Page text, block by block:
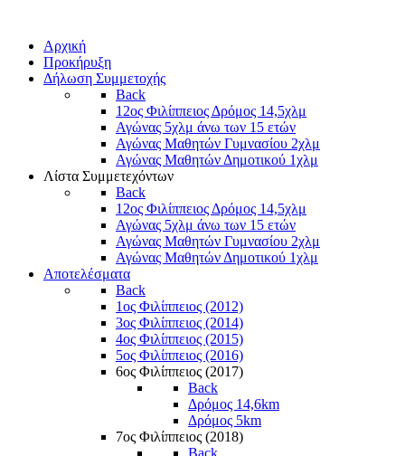
Αρχική
Προκήρυξη
Δήλωση Συμμετοχής
Back
12ος Φιλίππειος Δρόμος 14,5χλμ
Αγώνας 5χλμ άνω των 15 ετών
Αγώνας Μαθητών Γυμνασίου 2χλμ
Αγώνας Μαθητών Δημοτικού 1χλμ
Λίστα Συμμετεχόντων
Back
12ος Φιλίππειος Δρόμος 14,5χλμ
Αγώνας 5χλμ άνω των 15 ετών
Αγώνας Μαθητών Γυμνασίου 2χλμ
Αγώνας Μαθητών Δημοτικού 1χλμ
Αποτελέσματα
Back
1ος Φιλίππειος (2012)
3ος Φιλίππειος (2014)
4ος Φιλίππειος (2015)
5ος Φιλίππειος (2016)
6ος Φιλίππειος (2017)
Back
Δρόμος 14,6km
Δρόμος 5km
7ος Φιλίππειος (2018)
Back